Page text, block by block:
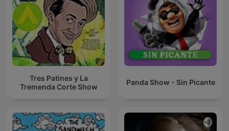
Tres Patines y La
Tremenda Corte Show
Panda Show - Sin Picante